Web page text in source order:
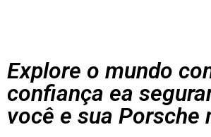
Explore o mundo
confiança ea
você e sua Porsche